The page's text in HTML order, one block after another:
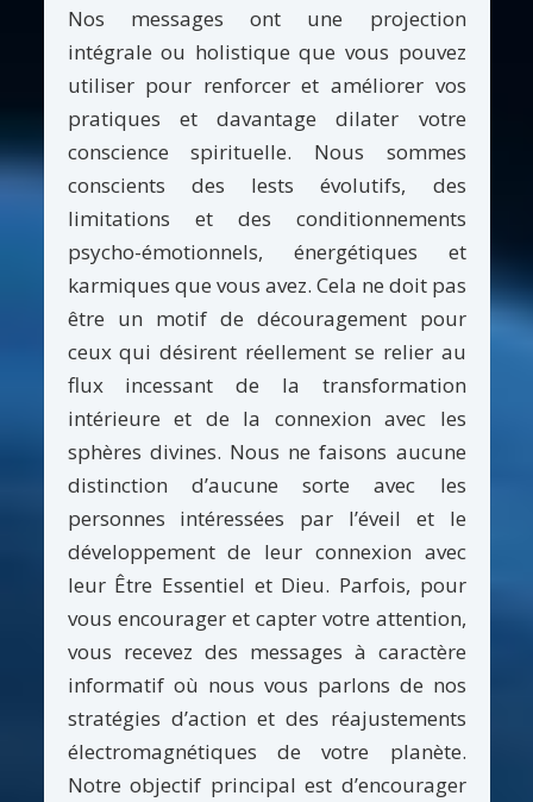
Nos messages ont une projection
intégrale ou holistique que vous pouvez
utiliser pour renforcer et améliorer vos
pratiques et davantage dilater votre
conscience spirituelle. Nous sommes
conscients des lests évolutifs, des
limitations et des conditionnements
psycho-émotionnels, énergétiques et
karmiques que vous avez. Cela ne doit pas
être un motif de découragement pour
ceux qui désirent réellement se relier au
flux incessant de la transformation
intérieure et de la connexion avec les
sphères divines. Nous ne faisons aucune
distinction d’aucune sorte avec les
personnes intéressées par l’éveil et le
développement de leur connexion avec
leur Être Essentiel et Dieu. Parfois, pour
vous encourager et capter votre attention,
vous recevez des messages à caractère
informatif où nous vous parlons de nos
stratégies d’action et des réajustements
électromagnétiques de votre planète.
Notre objectif principal est d’encourager